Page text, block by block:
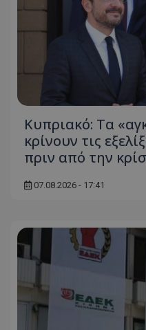
Κυπριακό: Τα
κρίνουν τις
πριν από την
07.08.2026 - 17:41